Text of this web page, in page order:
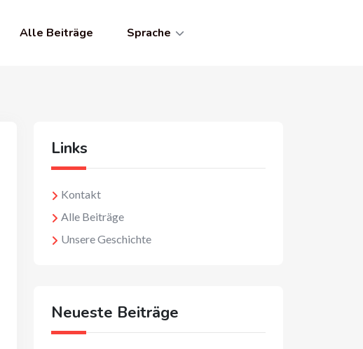
Alle Beiträge Sprache
Links
Kontakt
Alle Beiträge
Unsere Geschichte
Neueste Beiträge